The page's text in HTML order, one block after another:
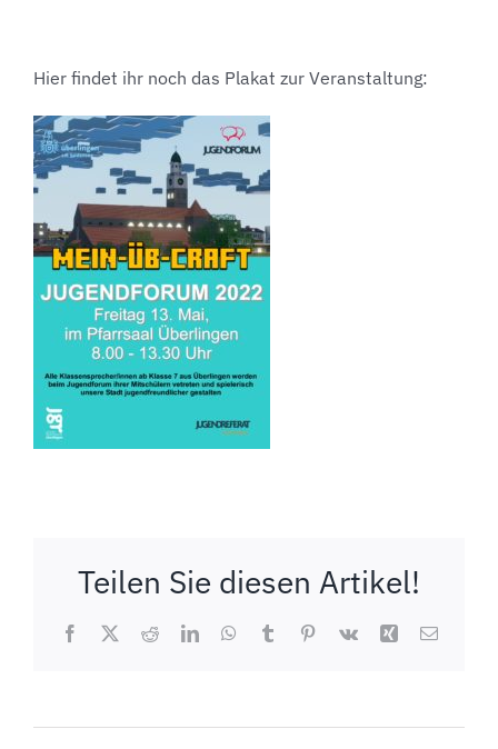
Hier findet ihr noch das Plakat zur Veranstaltung:
Teilen Sie diesen Artikel!
Facebook
X RedditLinkedInWhatsApp
TumblrPinterest
Vk Xing E-